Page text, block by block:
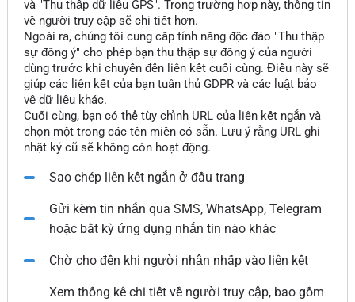
và "Thu thập dữ liệu GPS". Trong trường hợp này, thông tin
về người truy cập sẽ chi tiết hơn.
Ngoài ra, chúng tôi cung cấp tính năng độc đáo "Thu thập
sự đồng ý" cho phép bạn thu thập sự đồng ý của người
dùng trước khi chuyển đến liên kết cuối cùng. Điều này sẽ
giúp các liên kết của bạn tuân thủ GDPR và các luật bảo
vệ dữ liệu khác.
Cuối cùng, bạn có thể tùy chỉnh URL của liên kết ngắn và
chọn một trong các tên miền có sẵn. Lưu ý rằng URL ghi
nhật ký cũ sẽ không còn hoạt động.
Sao chép liên kết ngắn ở đầu trang
Gửi kèm tin nhắn qua SMS, WhatsApp, Telegram
hoặc bất kỳ ứng dụng nhắn tin nào khác
Chờ cho đến khi người nhận nhấp vào liên kết
Xem thống kê chi tiết về người truy cập, bao gồm